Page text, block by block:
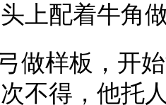
上配着牛角
样板，开始
不得，他托